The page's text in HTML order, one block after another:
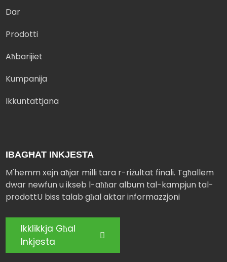
Dar
Prodotti
Aħbarijiet
Kumpanija
Ikkuntattjana
IBAGĦAT INKJESTA
M'hemm xejn aħjar milli tara r-riżultat finali. Tgħallem
dwar newfun u ikseb l-aħħar album tal-kampjun tal-
prodottU biss talab għal aktar informazzjoni
Ikklikkja Għal
Inkjesta